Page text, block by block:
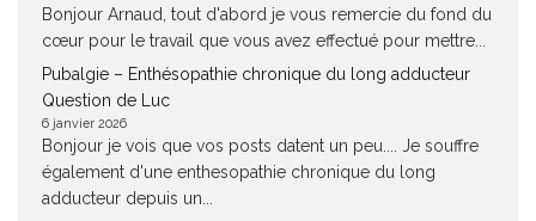
Bonjour Arnaud, tout d'abord je vous remercie du fond du
cœur pour le travail que vous avez effectué pour mettre...
Pubalgie – Enthésopathie chronique du long adducteur
Question de Luc
6 janvier 2026
Bonjour je vois que vos posts datent un peu.... Je souffre
également d'une enthesopathie chronique du long
adducteur depuis un...